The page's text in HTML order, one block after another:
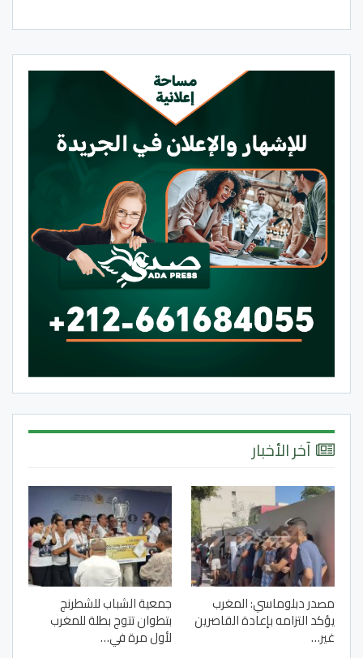
آخر الأخبار
مصدر دبلوماسي: المغرب
يؤكد التزامه بإعادة القاصرين
غير…
جمعية الشباب للشطرنج
بتطوان تتوج بطلة للمغرب
لأول مرة في…